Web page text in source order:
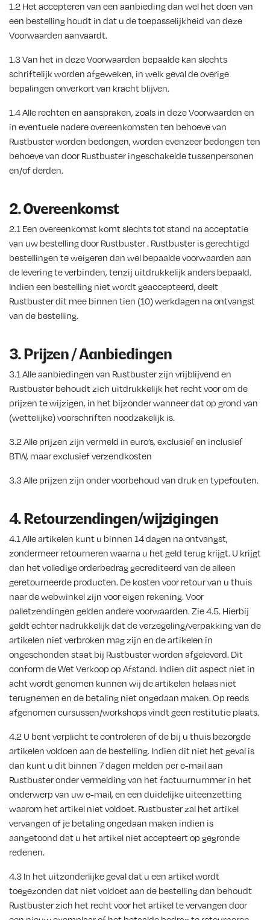
1.2 Het accepteren van een aanbieding dan wel het doen van
een bestelling houdt in dat u de toepasselijkheid van deze
Voorwaarden aanvaardt.
1.3 Van het in deze Voorwaarden bepaalde kan slechts
schriftelijk worden afgeweken, in welk geval de overige
bepalingen onverkort van kracht blijven.
1.4 Alle rechten en aanspraken, zoals in deze Voorwaarden en
in eventuele nadere overeenkomsten ten behoeve van
Rustbuster worden bedongen, worden evenzeer bedongen ten
behoeve van door Rustbuster ingeschakelde tussenpersonen
en/of derden.
2. Overeenkomst
2.1 Een overeenkomst komt slechts tot stand na acceptatie
van uw bestelling door Rustbuster . Rustbuster is gerechtigd
bestellingen te weigeren dan wel bepaalde voorwaarden aan
de levering te verbinden, tenzij uitdrukkelijk anders bepaald.
Indien een bestelling niet wordt geaccepteerd, deelt
Rustbuster dit mee binnen tien (10) werkdagen na ontvangst
van de bestelling.
3. Prijzen / Aanbiedingen
3.1 Alle aanbiedingen van Rustbuster zijn vrijblijvend en
Rustbuster behoudt zich uitdrukkelijk het recht voor om de
prijzen te wijzigen, in het bijzonder wanneer dat op grond van
(wettelijke) voorschriften noodzakelijk is.
3.2 Alle prijzen zijn vermeld in euro’s, exclusief en inclusief
BTW, maar exclusief verzendkosten
3.3 Alle prijzen zijn onder voorbehoud van druk en typefouten.
4. Retourzendingen/wijzigingen
4.1 Alle artikelen kunt u binnen 14 dagen na ontvangst,
zondermeer retourneren waarna u het geld terug krijgt. U krijgt
dan het volledige orderbedrag gecrediteerd van de alleen
geretourneerde producten. De kosten voor retour van u thuis
naar de webwinkel zijn voor eigen rekening. Voor
palletzendingen gelden andere voorwaarden. Zie 4.5. Hierbij
geldt echter nadrukkelijk dat de verzegeling/verpakking van de
artikelen niet verbroken mag zijn en de artikelen in
ongeschonden staat bij Rustbuster worden afgeleverd. Dit
conform de Wet Verkoop op Afstand. Indien dit aspect niet in
acht wordt genomen kunnen wij de artikelen helaas niet
terugnemen en de betaling niet ongedaan maken. Op reeds
afgenomen cursussen/workshops vindt geen restitutie plaats.
4.2 U bent verplicht te controleren of de bij u thuis bezorgde
artikelen voldoen aan de bestelling. Indien dit niet het geval is
dan kunt u dit binnen 7 dagen melden per e-mail aan
Rustbuster onder vermelding van het factuurnummer in het
onderwerp van uw e-mail, en een duidelijke uiteenzetting
waarom het artikel niet voldoet. Rustbuster zal het artikel
vervangen of je betaling ongedaan maken indien is
aangetoond dat u het artikel niet accepteert op gegronde
redenen.
4.3 In het uitzonderlijke geval dat u een artikel wordt
toegezonden dat niet voldoet aan de bestelling dan behoudt
Rustbuster zich het recht voor het artikel te vervangen door